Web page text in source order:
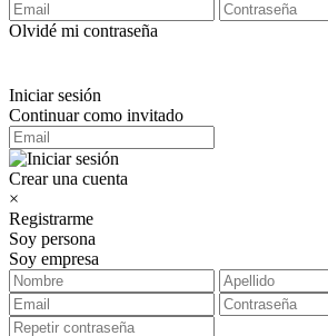
Olvidé mi contraseña
Iniciar sesión
Continuar como invitado
Crear una cuenta
×
Registrarme
Soy persona
Soy empresa